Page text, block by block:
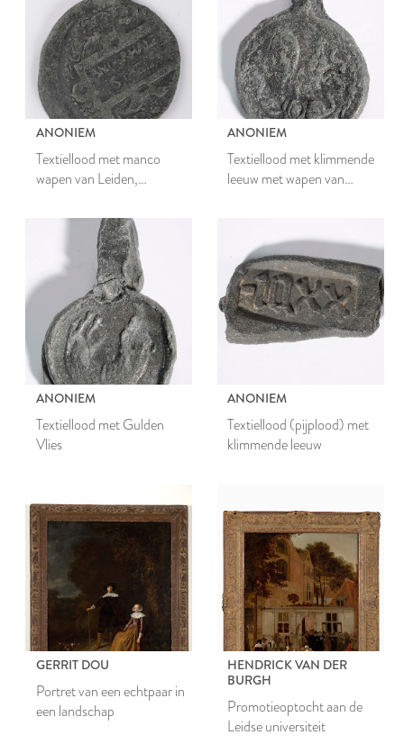
ANONIEM
Textiellood met manco
wapen van Leiden,
ANONIEM
Textiellood met klimmende
leeuw met wapen van
ANONIEM
Textiellood met Gulden
Vlies
ANONIEM
Textiellood (pijplood) met
klimmende leeuw
GERRIT DOU
Portret van een echtpaar in
een landschap
HENDRICK VAN DER
BURGH
Promotieoptocht aan de
Leidse universiteit